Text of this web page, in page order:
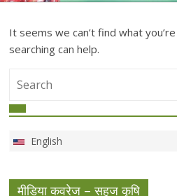
It seems we can’t find what
searching can help.
English
मीडिया कवरेज – सहज कृषि